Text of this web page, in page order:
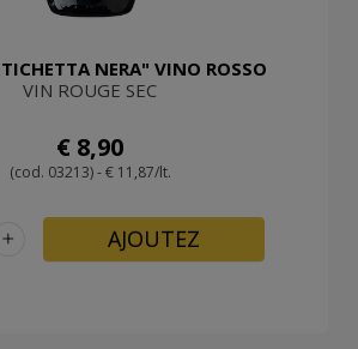
NERA" VINO ROSSO
VIN ROUGE SEC
€ 8,90
(cod. 03213) - € 11,87/lt.
+ AJOUTEZ